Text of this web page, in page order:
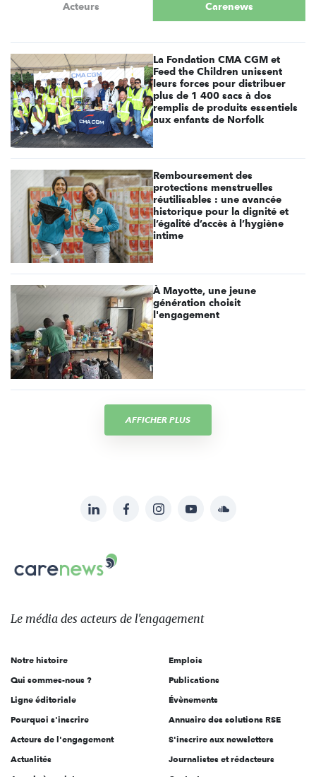
Acteurs Carenews
La Fondation CMA CGM et
Feed the Children unissent
leurs forces pour distribuer
plus de 1 400 sacs à dos
remplis de produits essentiels
aux enfants de Norfolk
Remboursement des
protections menstruelles
réutilisables : une avancée
historique pour la dignité et
l’égalité d’accès à l’hygiène
intime
À Mayotte, une jeune
génération choisit
l'engagement
AFFICHER PLUS
sur:
LinkedInFacebookInstagramYouTubeSoundcloud
Carenews,
Le
des
l'engagement
Le média des acteurs de l'engagement
Notre histoire
Qui sommes-nous ?
Ligne éditoriale
Pourquoi s'inscrire
Acteurs de l'engagement
Actualités
Emplois
Publications
Évènements
Annuaire des solutions RSE
S'inscrire aux newsletters
Journalistes et rédacteurs